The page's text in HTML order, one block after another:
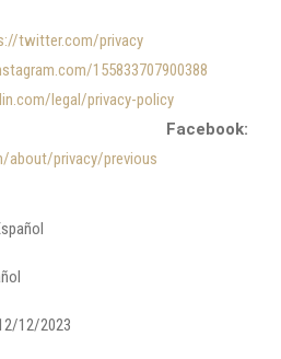
twitter.com/privacy
155833707900388
legal/privacy-policy
Facebook:
privacy/previous
12/2023